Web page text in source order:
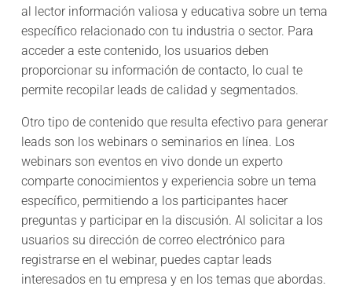
al lector información valiosa y educativa sobre un tema
específico relacionado con tu industria o sector. Para
acceder a este contenido, los usuarios deben
proporcionar su información de contacto, lo cual te
permite recopilar leads de calidad y segmentados.
Otro tipo de contenido que resulta efectivo para generar
leads son los webinars o seminarios en línea. Los
webinars son eventos en vivo donde un experto
comparte conocimientos y experiencia sobre un tema
específico, permitiendo a los participantes hacer
preguntas y participar en la discusión. Al solicitar a los
usuarios su dirección de correo electrónico para
registrarse en el webinar, puedes captar leads
interesados en tu empresa y en los temas que abordas.